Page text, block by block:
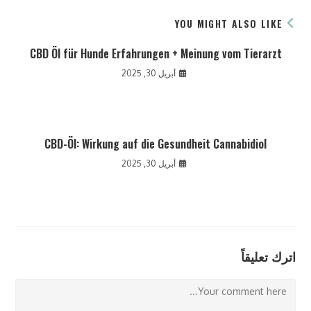
YOU MIGHT ALSO LIKE
CBD Öl für Hunde Erfahrungen + Meinung vom Tierarzt
أبريل 30, 2025
CBD-Öl: Wirkung auf die Gesundheit Cannabidiol
أبريل 30, 2025
اترك تعليقاً
Comment